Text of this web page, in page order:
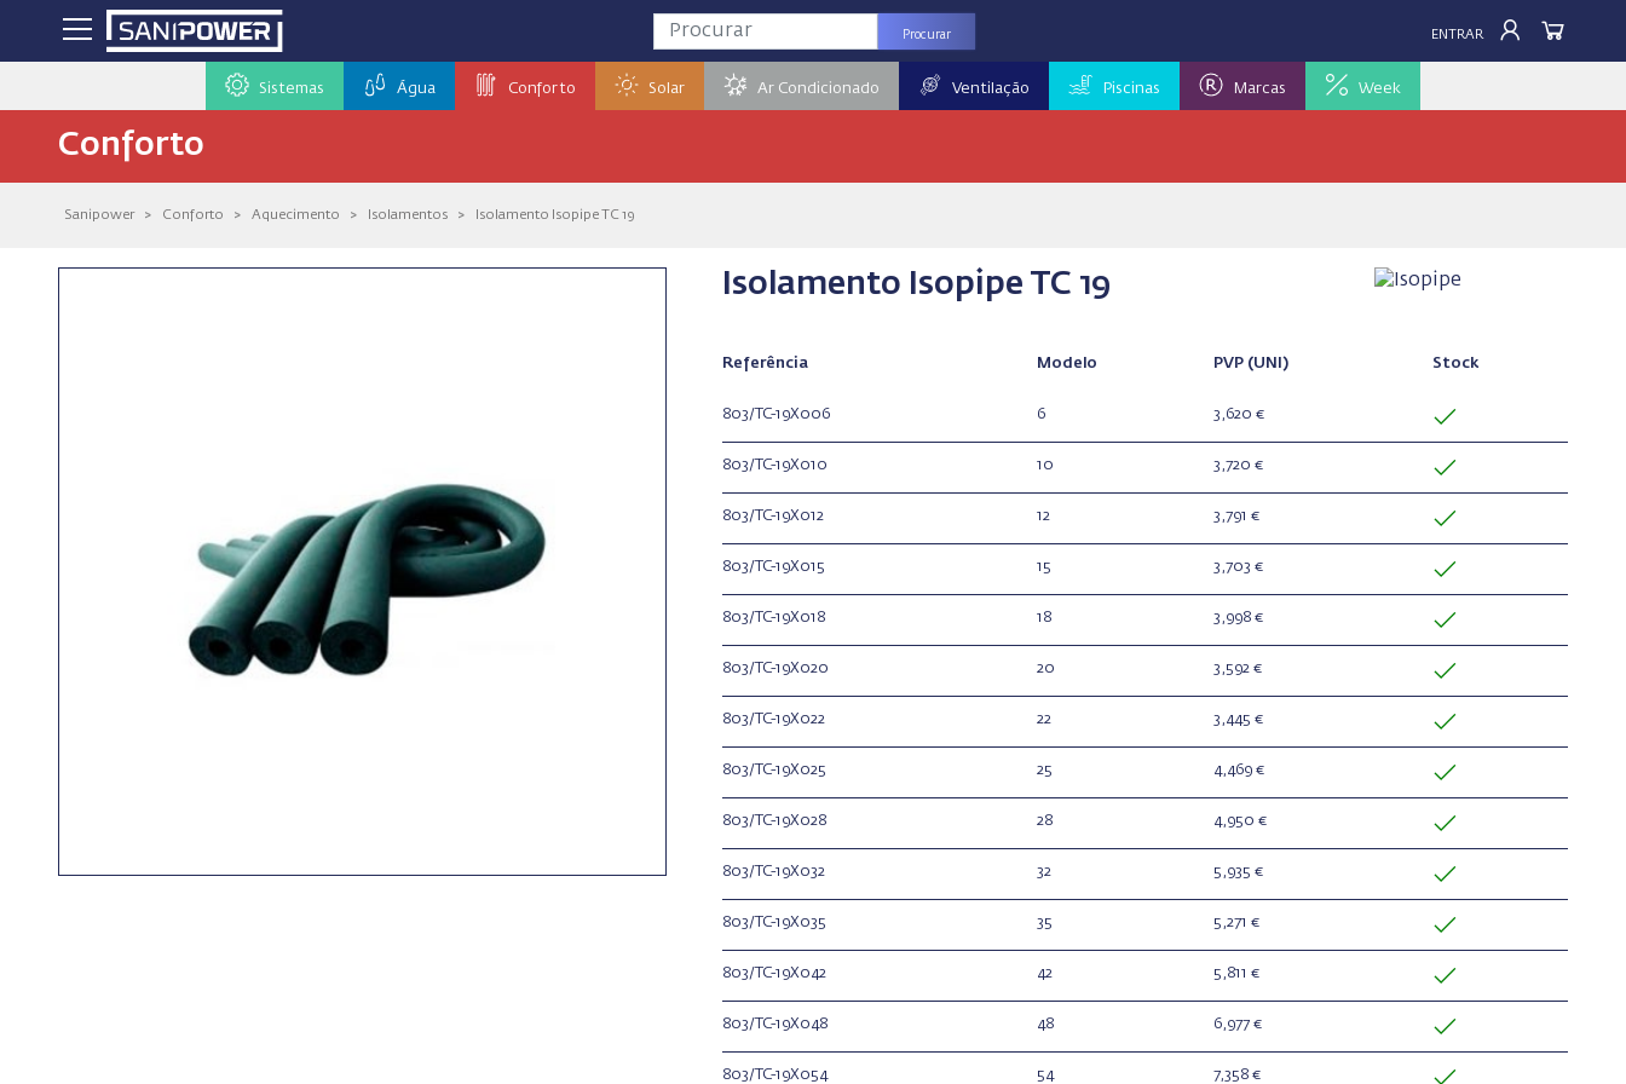
Procurar ENTRAR
Sistemas Água Conforto Solar Ar Condicionado Ventilação Piscinas Marcas Week
Conforto
Sanipower > Conforto > Aquecimento > Isolamentos > Isolamento Isopipe TC 19
Isolamento Isopipe TC 19
Referência Modelo PVP (UNI) Stock
803/TC-19X006 6 3,620 €
803/TC-19X010 10 3,720 €
803/TC-19X012 12 3,791 €
803/TC-19X015 15 3,703 €
803/TC-19X018 18 3,998 €
803/TC-19X020 20 3,592 €
803/TC-19X022 22 3,445 €
803/TC-19X025 25 4,469 €
803/TC-19X028 28 4,950 €
803/TC-19X032 32 5,935 €
803/TC-19X035 35 5,271 €
803/TC-19X042 42 5,811 €
803/TC-19X048 48 6,977 €
803/TC-19X054 54 7,358 €